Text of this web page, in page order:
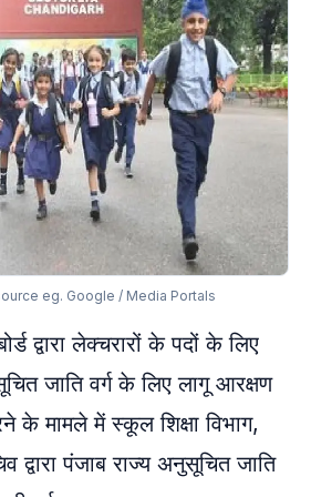
eg. Google / Media Portals
द्वारा लेक्चरारों के पदों के लिए
जाति वर्ग के लिए लागू आरक्षण
के मामले में स्कूल शिक्षा विभाग,
पंजाब राज्य अनुसूचित जाति